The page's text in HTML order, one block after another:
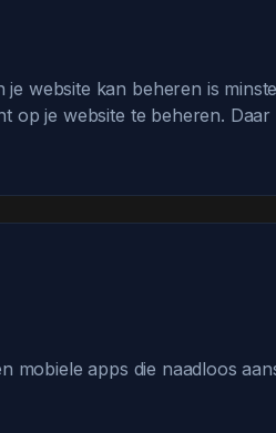
website kan beheren is
op je website te beheren.
mobiele apps die naadloos